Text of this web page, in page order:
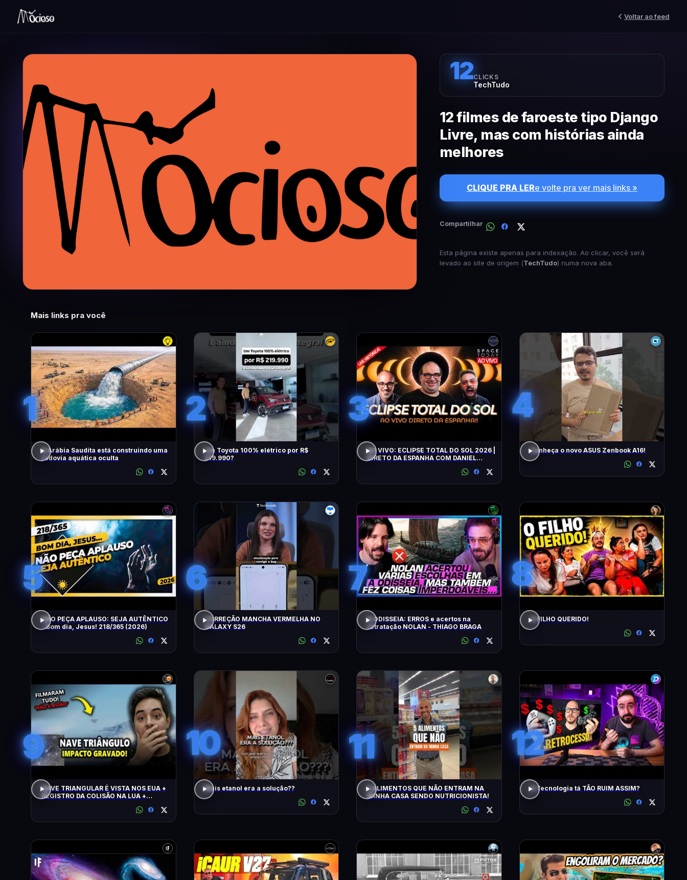
Voltar ao feed
12CLICKS
TechTudo
12 filmes de faroeste tipo Django
Livre, mas com histórias ainda
melhores
CLIQUE PRA LERe volte pra ver mais links »
Compartilhar
Esta página existe apenas para indexação. Ao clicar, você será
levado ao site de origem (TechTudo) numa nova aba.
Mais links pra você
1
A Arábia Saudita está construindo uma
rodovia aquática oculta
2
Um Toyota 100% elétrico por R$
219.990?
3
AO VIVO: ECLIPSE TOTAL DO SOL 2026 |
DIRETO DA ESPANHA COM DANIEL
4
Conheça o novo ASUS Zenbook A16!
5
NÃO PEÇA APLAUSO: SEJA AUTÊNTICO
- Bom dia, Jesus! 218/365 (2026)
6
CORREÇÃO MANCHA VERMELHA NO
GALAXY S26
7
A ODISSEIA: ERROS e acertos na
retratação NOLAN - THIAGO BRAGA
8
O FILHO QUERIDO!
9
NAVE TRIANGULAR É VISTA NOS EUA +
REGISTRO DA COLISÃO NA LUA +
10
Mais etanol era a solução??
11
5 ALIMENTOS QUE NÃO ENTRAM NA
MINHA CASA SENDO NUTRICIONISTA!
12
A Tecnologia tá TÃO RUIM ASSIM?